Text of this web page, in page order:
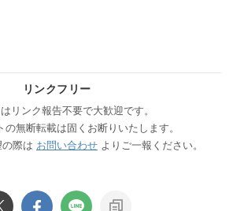
リンクフリー
リンク報告不要で大歓迎です。
の無断転載は固くお断りいたします。
際は お問い合わせ よりご一報ください。